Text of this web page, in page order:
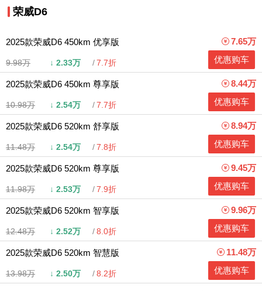
荣威D6
2025款荣威D6 450km 优享版
9.98万 ↓ 2.33万 7.7折
7.65万
优惠购车
2025款荣威D6 450km 尊享版
10.98万 ↓ 2.54万 7.7折
8.44万
优惠购车
2025款荣威D6 520km 舒享版
11.48万 ↓ 2.54万 7.8折
8.94万
优惠购车
2025款荣威D6 520km 尊享版
11.98万 ↓ 2.53万 7.9折
9.45万
优惠购车
2025款荣威D6 520km 智享版
12.48万 ↓ 2.52万 8.0折
9.96万
优惠购车
2025款荣威D6 520km 智慧版
13.98万 ↓ 2.50万 8.2折
11.48万
优惠购车